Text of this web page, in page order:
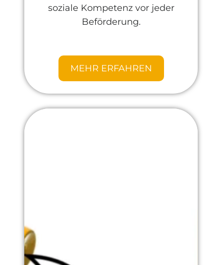
soziale Kompetenz vor jeder
Beförderung.
MEHR ERFAHREN